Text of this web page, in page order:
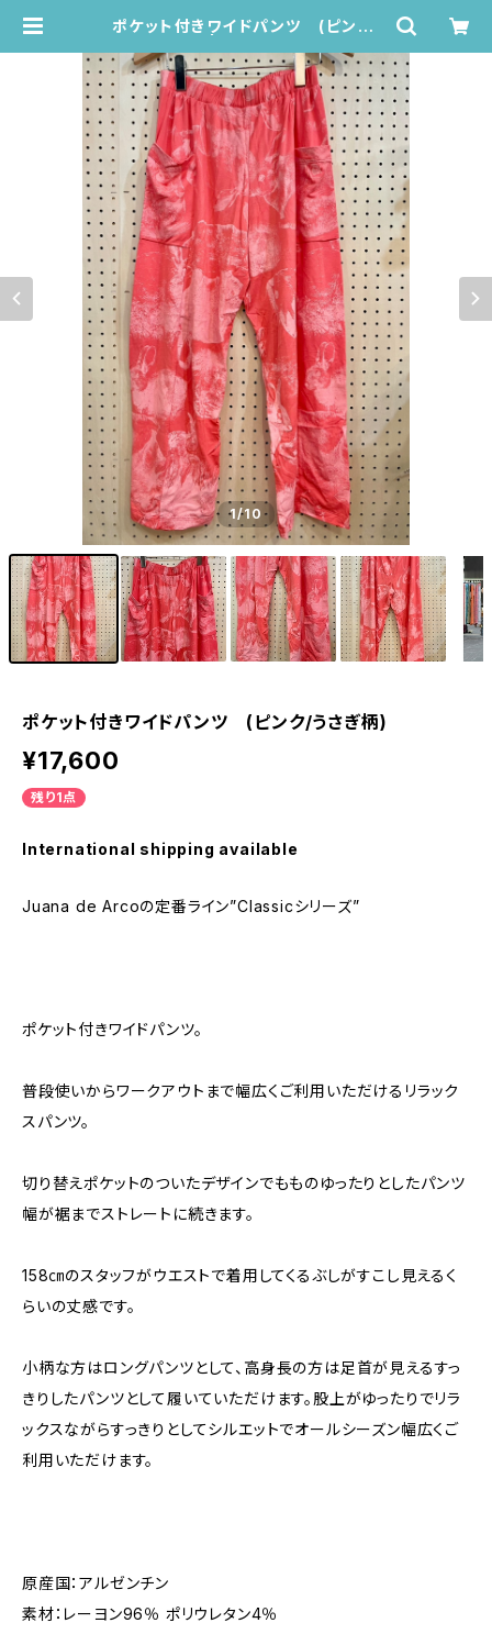
ポケット付きワイドパンツ (ピンク/
1/10
ポケット付きワイドパンツ (ピンク/うさぎ柄)
¥17,600
残り1点
International shipping available
Juana de Arcoの定番ライン”Classicシリーズ”
ポケット付きワイドパンツ。
普段使いからワークアウトまで幅広くご利用いただけるリラック
スパンツ。
切り替えポケットのついたデザインでもものゆったりとしたパンツ
幅が裾までストレートに続きます。
158㎝のスタッフがウエストで着用してくるぶしがすこし見えるく
らいの丈感です。
小柄な方はロングパンツとして、高身長の方は足首が見えるすっ
きりしたパンツとして履いていただけます。股上がゆったりでリラ
ックスながらすっきりとしてシルエットでオールシーズン幅広くご
利用いただけます。
原産国：アルゼンチン
素材：レーヨン96％ ポリウレタン4％